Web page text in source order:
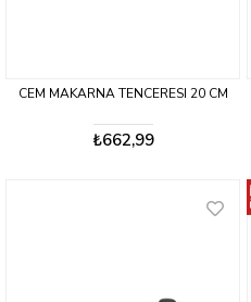
CEM MAKARNA TENCERESI 20 CM
₺662,99